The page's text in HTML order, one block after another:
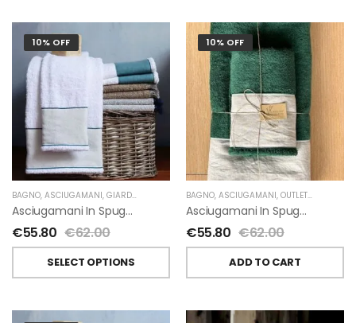
10% OFF
BAGNO, ASCIUGAMANI, GIARDINO SEGRETO
Asciugamani In Spugna E Lino Di Giardino Segreto
€55.80 €62.00
SELECT OPTIONS
10% OFF
BAGNO, ASCIUGAMANI, OUTLET,
Asciugamani In Spugna E Lino Di Giardino Segreto
€55.80 €62.00
ADD TO CART